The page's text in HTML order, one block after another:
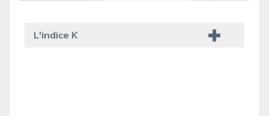
L'indice K